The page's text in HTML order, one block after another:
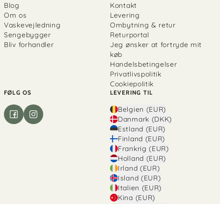
Blog
Om os
Vaskevejledning
Sengebygger
Bliv forhandler
Kontakt
Levering
Ombytning & retur
Returportal
Jeg ønsker at fortryde mit
køb
Handelsbetingelser
Privatlivspolitik
Cookiepolitik
FØLG OS LEVERING TIL
Belgien (EUR)
Danmark (DKK)
Estland (EUR)
Finland (EUR)
Frankrig (EUR)
Holland (EUR)
Irland (EUR)
Island (EUR)
Italien (EUR)
Kina (EUR)